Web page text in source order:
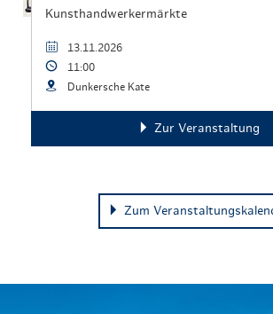
Kunsthandwerkermärkte
13.11.2026
11:00
Dunkersche Kate
Zur Veranstaltung
Zum